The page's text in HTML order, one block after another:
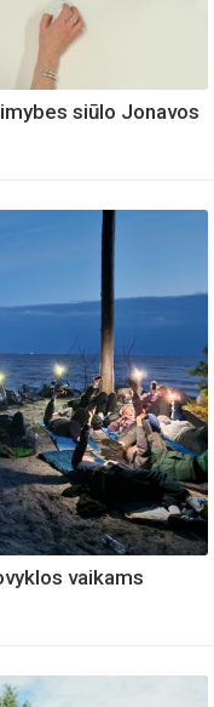
siūlo Jonavos
vaikams